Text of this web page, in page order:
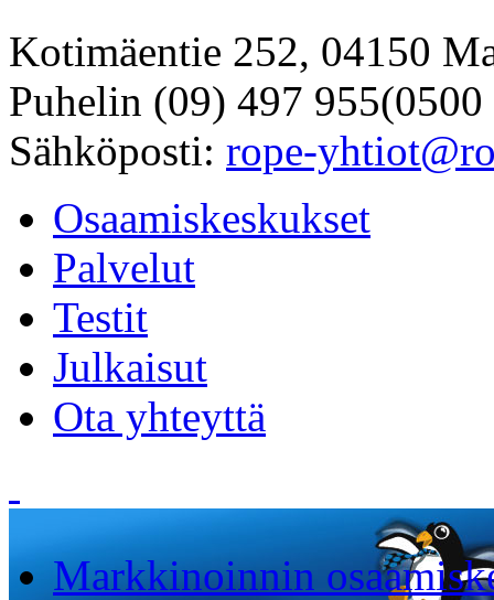
Kotimäentie 252, 04150
Puhelin (09) 497
Sähköposti: rope-
Osaamiskeskukset
Palvelut
Testit
Julkaisut
Ota yhteyttä
Markkinoinnin